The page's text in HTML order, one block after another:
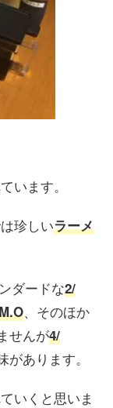
います。
珍しいラーメ
ダードな2/
、そのほか
せんが4/
があります。
いくと思いま